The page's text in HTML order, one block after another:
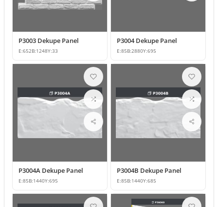
P3003 Dekupe Panel
E:652B:1248Y:33
P3004 Dekupe Panel
E:85B:2880Y:695
P3004A Dekupe Panel
E:85B:1440Y:695
P3004B Dekupe Panel
E:85B:1440Y:685